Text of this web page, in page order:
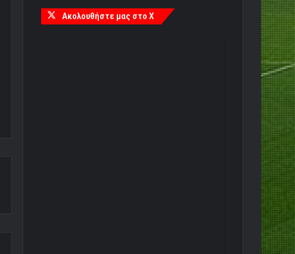
Ακολουθήστε μας στο X